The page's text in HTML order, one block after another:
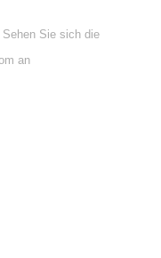
Sehen Sie sich die
an